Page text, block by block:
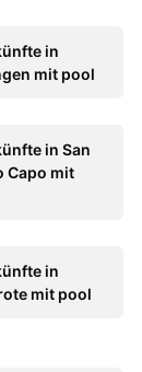
in
mit pool
in San
Capo mit
in
mit pool